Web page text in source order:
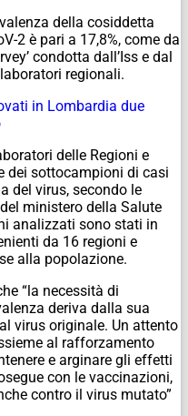
della cosiddetta
2 è pari a 17,8%, come da
condotta dall’Iss e dal
regionali.
in Lombardia due
delle Regioni e
dei sottocampioni di casi
del virus, secondo le
ministero della Salute
analizzati sono stati in
da 16 regioni e
alla popolazione.
“la necessità di
deriva dalla sua
virus originale. Un attento
al rafforzamento
e arginare gli effetti
con le vaccinazioni,
contro il virus mutato”